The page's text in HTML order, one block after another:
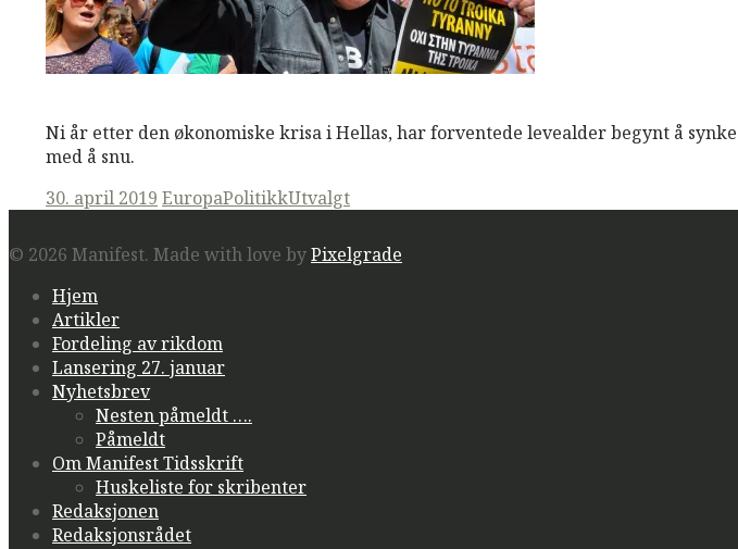
Ni år etter den økonomiske krisa i Hellas, har forventede levealder begynt å
med å snu.
Posted
30. april 2019 EuropaPolitikkUtvalgt
© 2026 Manifest. Made with love byPixelgrade
Hjem
Artikler
Fordeling av rikdom
Lansering 27. januar
Nyhetsbrev
Nesten påmeldt ….
Påmeldt
Om Manifest Tidsskrift
Huskeliste for skribenter
Redaksjonen
Redaksjonsrådet